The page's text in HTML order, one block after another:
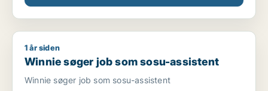
Winnie søger job som sosu-assistent
1 år siden
Winnie søger job som sosu-assistent
Winnie søger job som sosu-assistent